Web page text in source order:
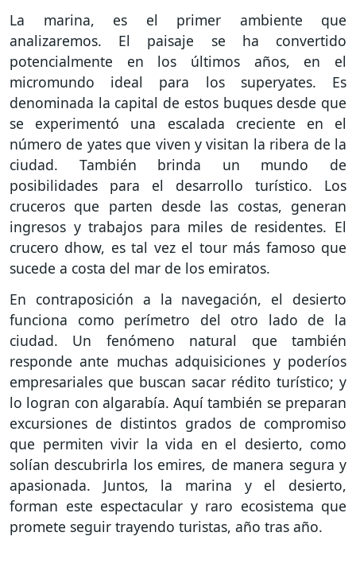
La marina, es el primer ambiente que
analizaremos. El paisaje se ha convertido
potencialmente en los últimos años, en el
micromundo ideal para los superyates. Es
denominada la capital de estos buques desde que
se experimentó una escalada creciente en el
número de yates que viven y visitan la ribera de la
ciudad. También brinda un mundo de
posibilidades para el desarrollo turístico. Los
cruceros que parten desde las costas, generan
ingresos y trabajos para miles de residentes. El
crucero dhow, es tal vez el tour más famoso que
sucede a costa del mar de los emiratos.
En contraposición a la navegación, el desierto
funciona como perímetro del otro lado de la
ciudad. Un fenómeno natural que también
responde ante muchas adquisiciones y poderíos
empresariales que buscan sacar rédito turístico; y
lo logran con algarabía. Aquí también se preparan
excursiones de distintos grados de compromiso
que permiten vivir la vida en el desierto, como
solían descubrirla los emires, de manera segura y
apasionada. Juntos, la marina y el desierto,
forman este espectacular y raro ecosistema que
promete seguir trayendo turistas, año tras año.